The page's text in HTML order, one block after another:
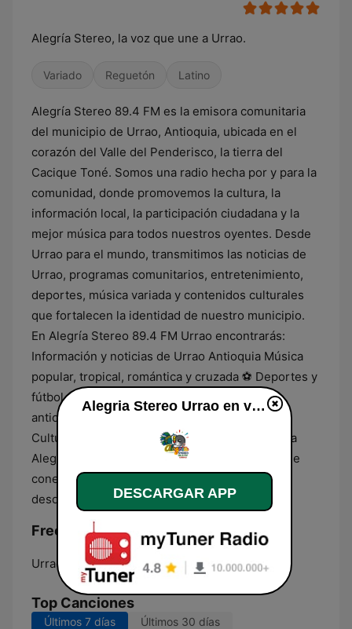
Alegría Stereo, la voz que une a Urrao.
Variado Reguetón Latino
Alegría Stereo 89.4 FM es la emisora ​​comunitaria
del municipio de Urrao, Antioquia, ubicada en el
corazón del Valle del Penderisco, la tierra del
Cacique Toné. Somos una radio hecha por y para la
comunidad, donde promovemos la cultura, la
información local, la participación ciudadana y la
mejor música para todos nuestros oyentes. Desde
Urrao para el mundo, transmitimos las noticias de
Urrao, programas comunitarios, entretenimiento,
deportes, música variada y contenidos culturales
que fortalecen la identidad de nuestro municipio.
En Alegría Stereo 89.4 FM Urrao encontrarás:
Información y noticias de Urrao Antioquia Música
popular, tropical, romántica y cruzada ⚽ Deportes y
fútbol colombiano Actualidad del Suroeste
antioqueño Programas sociales y comunitarios
Cultura, tradiciones y turismo de Urrao Escucha
Alegría Stereo 89.4 FM, la emisora ​​de Urrao que
conecta a toda la comunidad. ? Transmitiendo
desde Urrao, Antioquia – Colombia
Frecuencias Alegria Stereo Urrao:
Urrao: 89.4 FM
Top Canciones
Últimos 7 días Últimos 30 días
Alegria Stereo Urrao en vivo
DESCARGAR APP